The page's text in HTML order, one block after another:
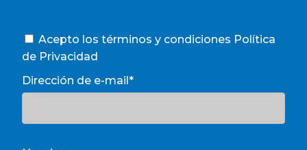
Acepto los términos y condiciones Política
de Privacidad
Dirección de e-mail*